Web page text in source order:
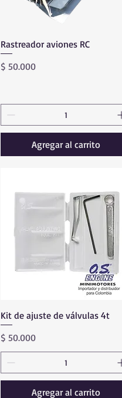
Vista rápida
Rastreador aviones RC
Precio
$ 50.000
Agregar al carrito
Vista rápida
Kit de ajuste de válvulas 4t
Precio
$ 50.000
Agregar al carrito